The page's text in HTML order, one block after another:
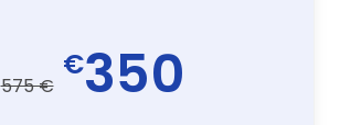
575 €
€350